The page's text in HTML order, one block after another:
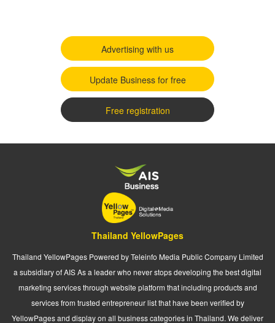
Advertising with us
Update Business for free
Free registration
Thailand YellowPages
Thailand YellowPages Powered by Teleinfo Media Public Company Limited
a subsidiary of AIS As a leader who never stops developing the best digital
marketing services through website platform that including products and
services from trusted entrepreneur list that have been verified by
YellowPages and display on all business categories in Thailand. We deliver